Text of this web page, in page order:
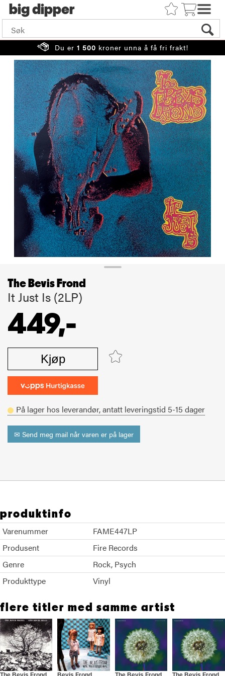
big
Du er 1 500 kroner unna å få fri frakt!
The Bevis Frond
It Just Is (2LP)
449,-
Kjøp
På lager hos leverandør,antatt leveringstid 5-15 dager
✉ Send meg mail når varen er på lager
produktinfo
Varenummer
FAME447LP
Produsent
Fire Records
Genre
Rock Psych
Produkttype
Vinyl
flere titler med samme artist